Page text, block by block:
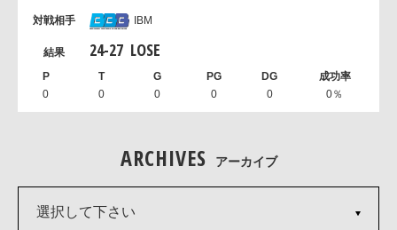
IBM
24-27 LOSE
0 0 0 0 0 0％
ARCHIVES アーカイブ
選択して下さい